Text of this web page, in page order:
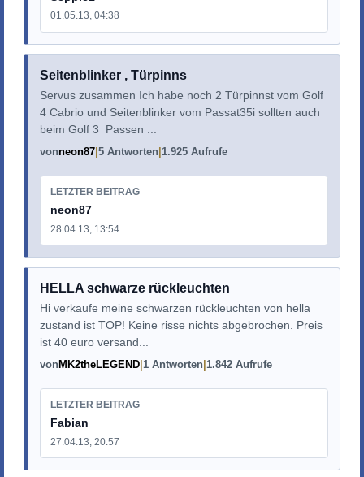
01.05.13, 04:38
Seitenblinker , Türpinns
Servus zusammen Ich habe noch 2 Türpinnst vom Golf
4 Cabrio und Seitenblinker vom Passat35i sollten auch
beim Golf 3 Passen ...
vonneon87 5 Antworten 1.925 Aufrufe
LETZTER BEITRAG
neon87
28.04.13, 13:54
HELLA schwarze rückleuchten
Hi verkaufe meine schwarzen rückleuchten von hella
zustand ist TOP! Keine risse nichts abgebrochen. Preis
ist 40 euro versand...
vonMK2theLEGEND 1 Antworten 1.842 Aufrufe
LETZTER BEITRAG
Fabian
27.04.13, 20:57